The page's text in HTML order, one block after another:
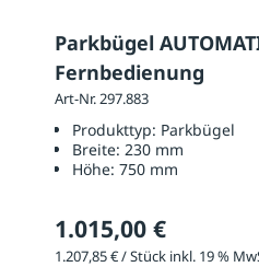
Parkbügel
Fernbedienung
Art-Nr. 297.883
Produkttyp: Parkbügel
Breite: 230 mm
Höhe: 750 mm
1.015,00 €